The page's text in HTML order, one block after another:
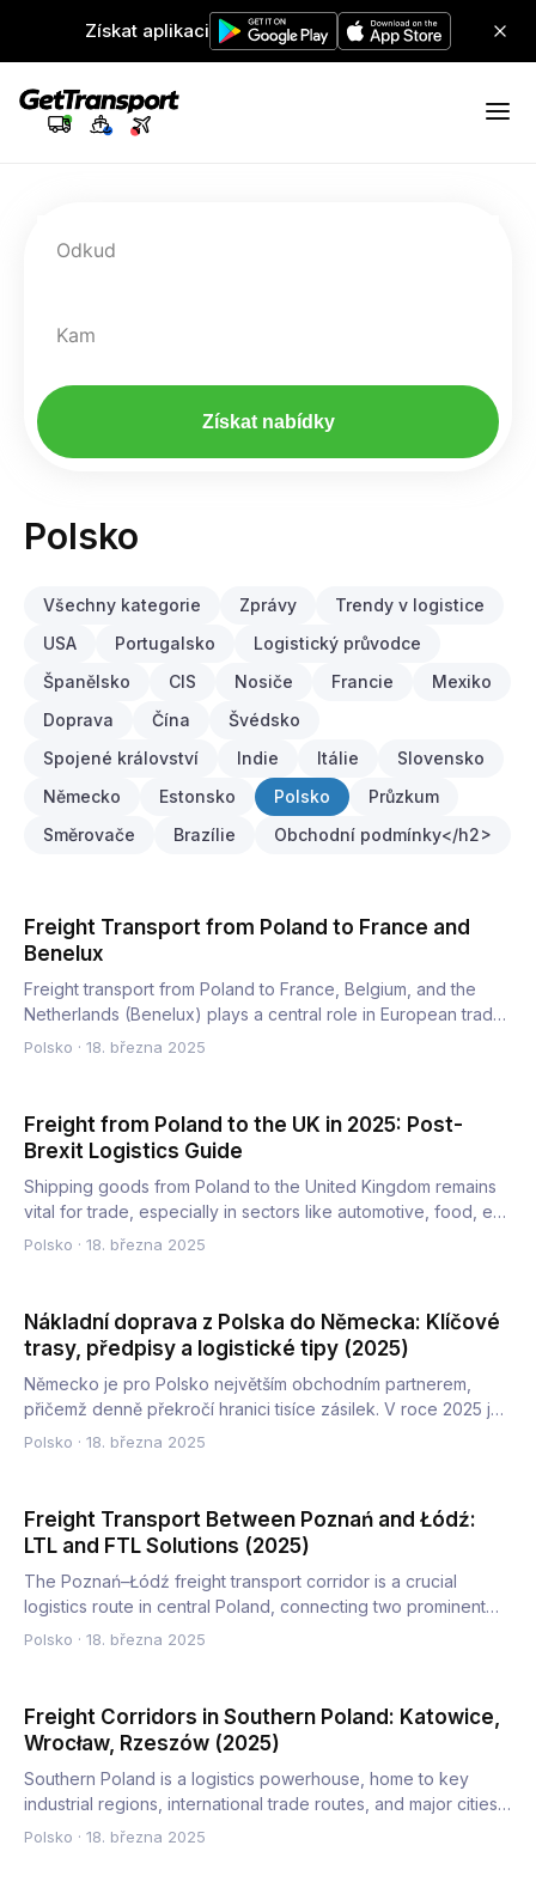
Získat aplikaci
Odkud
Kam
Získat nabídky
Polsko
Všechny kategorie Zprávy
Trendy v logistice
USA
Portugalsko
Logistický průvodce
Španělsko
CIS Nosiče Francie
Mexiko
Doprava
Čína
Švédsko
Spojené království
Indie Itálie
Slovensko
Německo
Estonsko Polsko
Průzkum
Směrovače
Brazílie Obchodní podmínky</h2>
Freight Transport from Poland to France and
Benelux
Freight transport from Poland to France, Belgium, and the
Netherlands (Benelux) plays a central role in European trade.
…
Polsko · 18. března 2025
Freight from Poland to the UK in 2025: Post-
Brexit Logistics Guide
Shipping goods from Poland to the United Kingdom remains
vital for trade, especially in sectors like automotive, food, e…
Polsko · 18. března 2025
Nákladní doprava z Polska do Německa: Klíčové
trasy, předpisy a logistické tipy (2025)
Německo je pro Polsko největším obchodním partnerem,
přičemž denně překročí hranici tisíce zásilek. V roce 2025 je
efekt…
Polsko · 18. března 2025
Freight Transport Between Poznań and Łódź:
LTL and FTL Solutions (2025)
The Poznań–Łódź freight transport corridor is a crucial
logistics route in central Poland, connecting two prominent
comm…
Polsko · 18. března 2025
Freight Corridors in Southern Poland: Katowice,
Wrocław, Rzeszów (2025)
Southern Poland is a logistics powerhouse, home to key
industrial regions, international trade routes, and major cities…
Polsko · 18. března 2025